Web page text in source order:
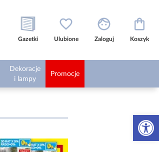
Otwórz
Gazetki Ulubione Zaloguj Koszyk
Dekoracje
i lampy
Promocje